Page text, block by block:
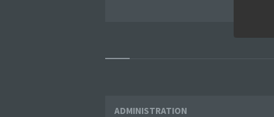
Widgets
ADMINISTRATION